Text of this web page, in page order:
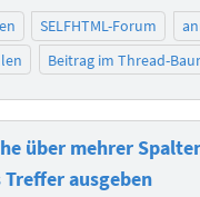
SELFHTML-Forum
Beitrag im Thread-
über mehrer
Treffer ausgeben